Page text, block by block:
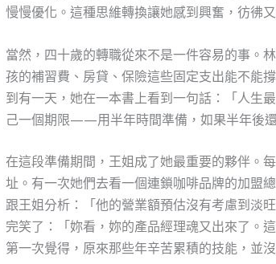
慢慢優化。這種思維轉換讓她感到興奮，彷彿
當然，四十歲的轉職從來不是一件容易的事。
孩的補習費、房貸、保險這些固定支出能不能
到有一天，她在一本書上看到一句話：「人生
己一個期限——用半年時間準備，如果半年後
在這段準備期間，王姐成了她最重要的夥伴。
址。有一次她們去看一個連鎖咖啡品牌的加盟
跟王姐分析：「他的營業額預估沒有考慮到淡
完笑了：「妳看，妳的產品經理魂又出來了
第一次覺得，原來那些年辛苦累積的技能，並